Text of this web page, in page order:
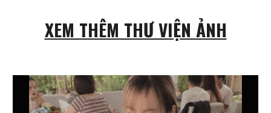
XEM THÊM THƯ VIỆN ẢNH